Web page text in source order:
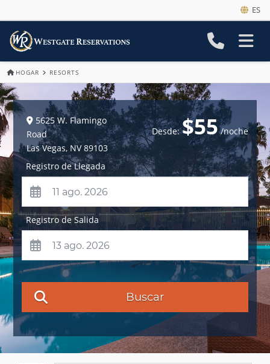
ES
HOGAR RESORTS
5625 W. Flamingo
Road
Las Vegas, NV 89103
Desde:$55 /noche
Registro de Llegada
Registro de Salida
Buscar